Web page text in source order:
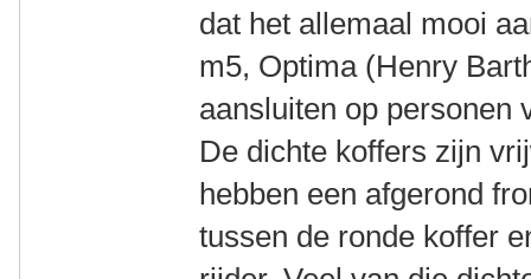
dat het allemaal mooi
m5, Optima (Henry
aansluiten op personen
De dichte koffers zijn
hebben een afgerond
tussen de ronde koffer